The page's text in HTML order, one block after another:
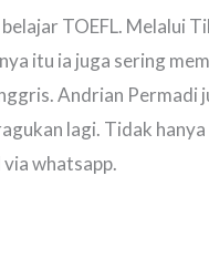
TOEFL. Melalui
itu ia juga sering
Andrian Permadi
lagi. Tidak
whatsapp.